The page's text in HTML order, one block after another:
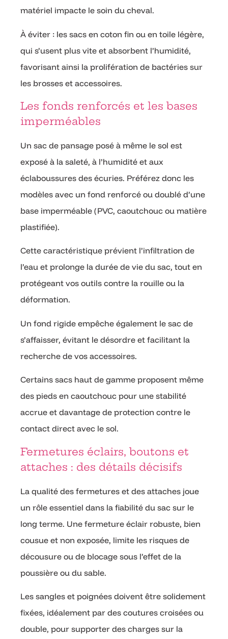
matériel impacte le soin du cheval.
À éviter : les sacs en coton fin ou en toile légère,
qui s’usent plus vite et absorbent l’humidité,
favorisant ainsi la prolifération de bactéries sur
les brosses et accessoires.
Les fonds renforcés et les bases
imperméables
Un sac de pansage posé à même le sol est
exposé à la saleté, à l’humidité et aux
éclaboussures des écuries. Préférez donc les
modèles avec un fond renforcé ou doublé d’une
base imperméable (PVC, caoutchouc ou matière
plastifiée).
Cette caractéristique prévient l’infiltration de
l’eau et prolonge la durée de vie du sac, tout en
protégeant vos outils contre la rouille ou la
déformation.
Un fond rigide empêche également le sac de
s’affaisser, évitant le désordre et facilitant la
recherche de vos accessoires.
Certains sacs haut de gamme proposent même
des pieds en caoutchouc pour une stabilité
accrue et davantage de protection contre le
contact direct avec le sol.
Fermetures éclairs, boutons et
attaches : des détails décisifs
La qualité des fermetures et des attaches joue
un rôle essentiel dans la fiabilité du sac sur le
long terme. Une fermeture éclair robuste, bien
cousue et non exposée, limite les risques de
décousure ou de blocage sous l’effet de la
poussière ou du sable.
Les sangles et poignées doivent être solidement
fixées, idéalement par des coutures croisées ou
double, pour supporter des charges sur la